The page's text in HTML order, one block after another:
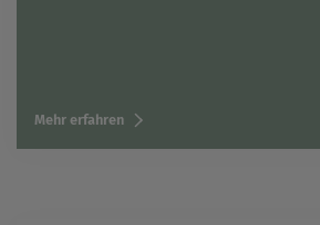
Mehr erfahren